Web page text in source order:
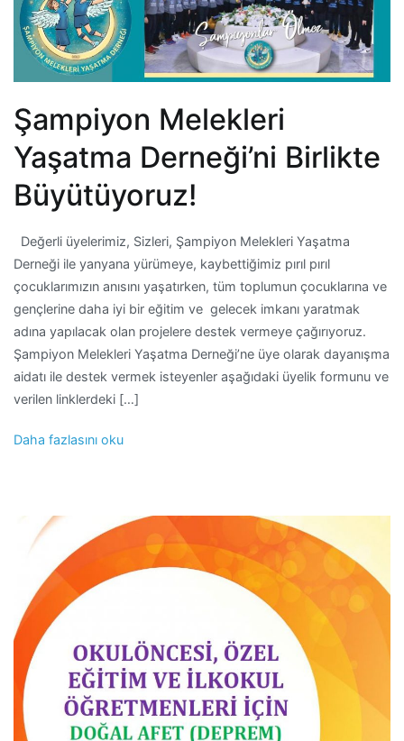
Şampiyon Melekleri
Yaşatma Derneği’ni Birlikte
Büyütüyoruz!
Değerli üyelerimiz, Sizleri, Şampiyon Melekleri Yaşatma
Derneği ile yanyana yürümeye, kaybettiğimiz pırıl pırıl
çocuklarımızın anısını yaşatırken, tüm toplumun çocuklarına ve
gençlerine daha iyi bir eğitim ve gelecek imkanı yaratmak
adına yapılacak olan projelere destek vermeye çağırıyoruz.
Şampiyon Melekleri Yaşatma Derneği’ne üye olarak dayanışma
aidatı ile destek vermek isteyenler aşağıdaki üyelik formunu ve
verilen linklerdeki […]
Daha fazlasını oku